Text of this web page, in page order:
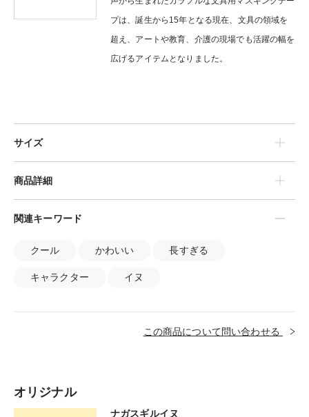
プは、誕生から15年となる現在、文具の領域を
超え、アートや教育、介護の現場でも活躍の幅を
広げるアイテムとなりました。
サイズ
商品詳細
関連キーワード
クール かわいい 長すぎる
キャラクター イヌ
この商品について問い合わせる
オリジナル
ナガスギルイヌ